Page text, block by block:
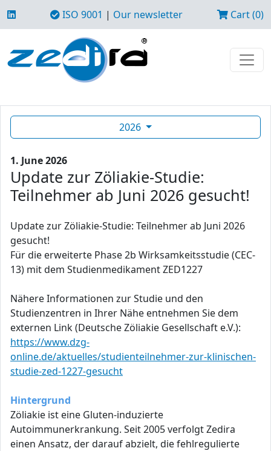
ISO 9001 | Our newsletter Cart (0)
2026
1. June 2026
Update zur Zöliakie-Studie:
Teilnehmer ab Juni 2026 gesucht!
Update zur Zöliakie-Studie: Teilnehmer ab Juni 2026
gesucht!
Für die erweiterte Phase 2b Wirksamkeitsstudie (CEC-
13) mit dem Studienmedikament ZED1227
Nähere Informationen zur Studie und den
Studienzentren in Ihrer Nähe entnehmen Sie dem
externen Link (Deutsche Zöliakie Gesellschaft e.V.):
https://www.dzg-
online.de/aktuelles/studienteilnehmer-zur-klinischen-
studie-zed-1227-gesucht
Hintergrund
Zöliakie ist eine Gluten-induzierte
Autoimmunerkrankung. Seit 2005 verfolgt Zedira
einen Ansatz, der darauf abzielt, die fehlregulierte